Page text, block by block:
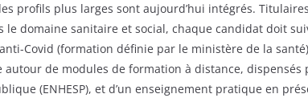
profils plus larges sont aujourd’hui intégrés.
le domaine sanitaire et social, chaque candidat doit
Covid (formation définie par le ministère de la
autour de modules de formation à distance, dispensés
(ENHESP), et d’un enseignement pratique en